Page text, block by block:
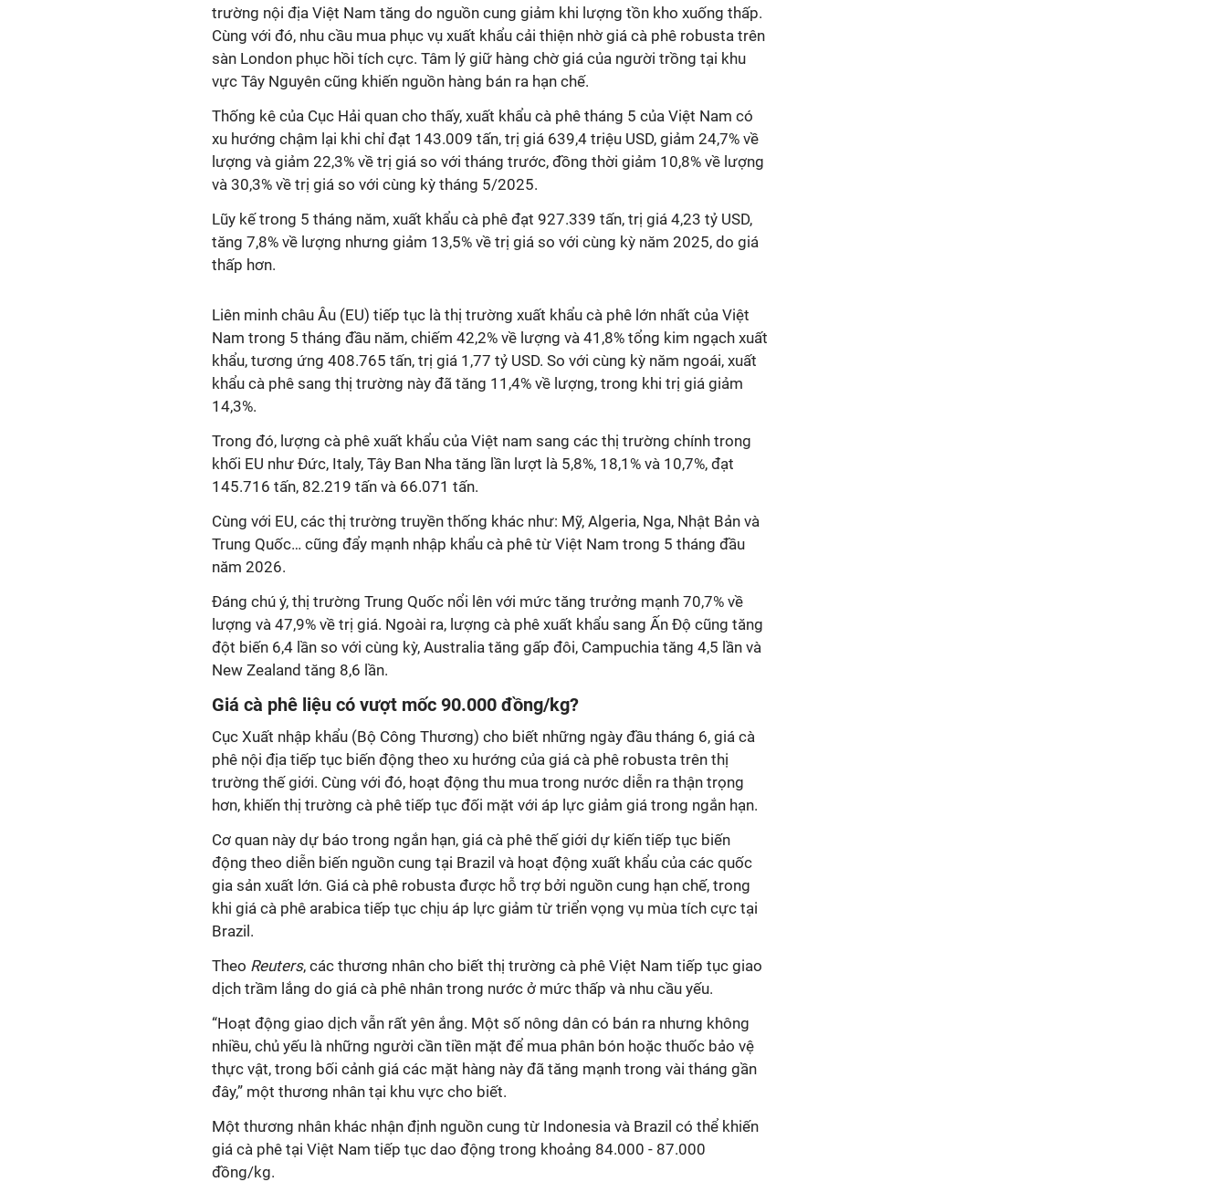
trường nội địa Việt Nam tăng do nguồn cung giảm khi lượng tồn kho xuống thấp.
Cùng với đó, nhu cầu mua phục vụ xuất khẩu cải thiện nhờ giá cà phê robusta trên
sàn London phục hồi tích cực. Tâm lý giữ hàng chờ giá của người trồng tại khu
vực Tây Nguyên cũng khiến nguồn hàng bán ra hạn chế.
Thống kê của Cục Hải quan cho thấy, xuất khẩu cà phê tháng 5 của Việt Nam có
xu hướng chậm lại khi chỉ đạt 143.009 tấn, trị giá 639,4 triệu USD, giảm 24,7% về
lượng và giảm 22,3% về trị giá so với tháng trước, đồng thời giảm 10,8% về lượng
và 30,3% về trị giá so với cùng kỳ tháng 5/2025.
Lũy kế trong 5 tháng năm, xuất khẩu cà phê đạt 927.339 tấn, trị giá 4,23 tỷ USD,
tăng 7,8% về lượng nhưng giảm 13,5% về trị giá so với cùng kỳ năm 2025, do giá
thấp hơn.
Liên minh châu Âu (EU) tiếp tục là thị trường xuất khẩu cà phê lớn nhất của Việt
Nam trong 5 tháng đầu năm, chiếm 42,2% về lượng và 41,8% tổng kim ngạch xuất
khẩu, tương ứng 408.765 tấn, trị giá 1,77 tỷ USD. So với cùng kỳ năm ngoái, xuất
khẩu cà phê sang thị trường này đã tăng 11,4% về lượng, trong khi trị giá giảm
14,3%.
Trong đó, lượng cà phê xuất khẩu của Việt nam sang các thị trường chính trong
khối EU như Đức, Italy, Tây Ban Nha tăng lần lượt là 5,8%, 18,1% và 10,7%, đạt
145.716 tấn, 82.219 tấn và 66.071 tấn.
Cùng với EU, các thị trường truyền thống khác như: Mỹ, Algeria, Nga, Nhật Bản và
Trung Quốc… cũng đẩy mạnh nhập khẩu cà phê từ Việt Nam trong 5 tháng đầu
năm 2026.
Đáng chú ý, thị trường Trung Quốc nổi lên với mức tăng trưởng mạnh 70,7% về
lượng và 47,9% về trị giá. Ngoài ra, lượng cà phê xuất khẩu sang Ấn Độ cũng tăng
đột biến 6,4 lần so với cùng kỳ, Australia tăng gấp đôi, Campuchia tăng 4,5 lần và
New Zealand tăng 8,6 lần.
Giá cà phê liệu có vượt mốc 90.000 đồng/kg?
Cục Xuất nhập khẩu (Bộ Công Thương) cho biết những ngày đầu tháng 6, giá cà
phê nội địa tiếp tục biến động theo xu hướng của giá cà phê robusta trên thị
trường thế giới. Cùng với đó, hoạt động thu mua trong nước diễn ra thận trọng
hơn, khiến thị trường cà phê tiếp tục đối mặt với áp lực giảm giá trong ngắn hạn.
Cơ quan này dự báo trong ngắn hạn, giá cà phê thế giới dự kiến tiếp tục biến
động theo diễn biến nguồn cung tại Brazil và hoạt động xuất khẩu của các quốc
gia sản xuất lớn. Giá cà phê robusta được hỗ trợ bởi nguồn cung hạn chế, trong
khi giá cà phê arabica tiếp tục chịu áp lực giảm từ triển vọng vụ mùa tích cực tại
Brazil.
Theo Reuters, các thương nhân cho biết thị trường cà phê Việt Nam tiếp tục giao
dịch trầm lắng do giá cà phê nhân trong nước ở mức thấp và nhu cầu yếu.
“Hoạt động giao dịch vẫn rất yên ắng. Một số nông dân có bán ra nhưng không
nhiều, chủ yếu là những người cần tiền mặt để mua phân bón hoặc thuốc bảo vệ
thực vật, trong bối cảnh giá các mặt hàng này đã tăng mạnh trong vài tháng gần
đây,” một thương nhân tại khu vực cho biết.
Một thương nhân khác nhận định nguồn cung từ Indonesia và Brazil có thể khiến
giá cà phê tại Việt Nam tiếp tục dao động trong khoảng 84.000 - 87.000
đồng/kg.